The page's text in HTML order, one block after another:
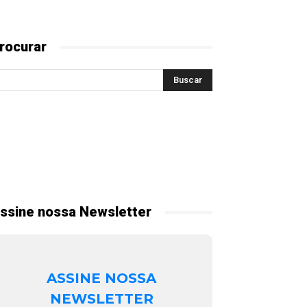
nossa Newsletter
ASSINE NOSSA
NEWSLETTER